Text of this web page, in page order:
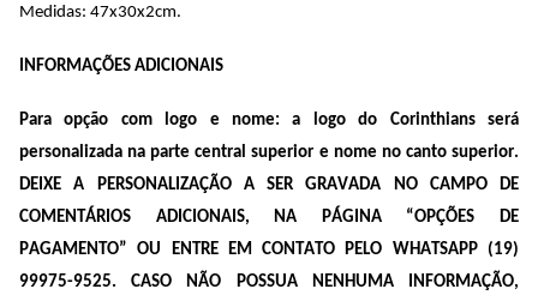
Medidas: 47x30x2cm.
INFORMAÇÕES ADICIONAIS
Para opção com logo e nome: a logo do Corinthians será
personalizada na parte central superior e nome no canto superior.
DEIXE A PERSONALIZAÇÃO A SER GRAVADA NO CAMPO DE
COMENTÁRIOS ADICIONAIS, NA PÁGINA “OPÇÕES DE
PAGAMENTO” OU ENTRE EM CONTATO PELO WHATSAPP (19)
99975-9525. CASO NÃO POSSUA NENHUMA INFORMAÇÃO,